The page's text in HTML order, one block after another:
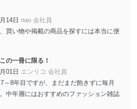
取り扱うことのできる機器及び当該
と認証
備されているユーザー制御機能（ユ
ント制御）により、個人情報データ
り扱う情報システムを使用する従業
14日 nao 会社員
買い物や掲載の商品を探すには本当に便
の一冊に限る！
01日 エンリコ 会社員
～8年目ですが、まだまだ飽きずに毎月
中年層にはおすすめのファッション雑誌